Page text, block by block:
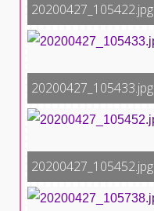
20200427_105422.jpg
20200427_105433.jpg
20200427_105452.jpg